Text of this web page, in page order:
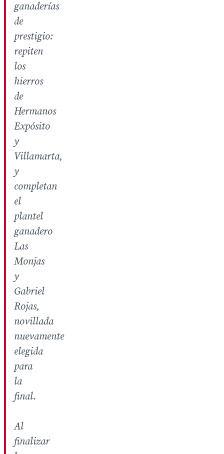
ganaderías
de
prestigio:
repiten
los
hierros
de
Hermanos
Expósito
y
Villamarta,
y
completan
el
plantel
ganadero
Las
Monjas
y
Gabriel
Rojas,
novillada
nuevamente
elegida
para
la
final.
Al
finalizar